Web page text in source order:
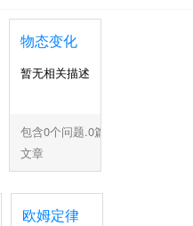
物态变化
暂无相关描述
包含0个问题.0篇
文章
欧姆定律